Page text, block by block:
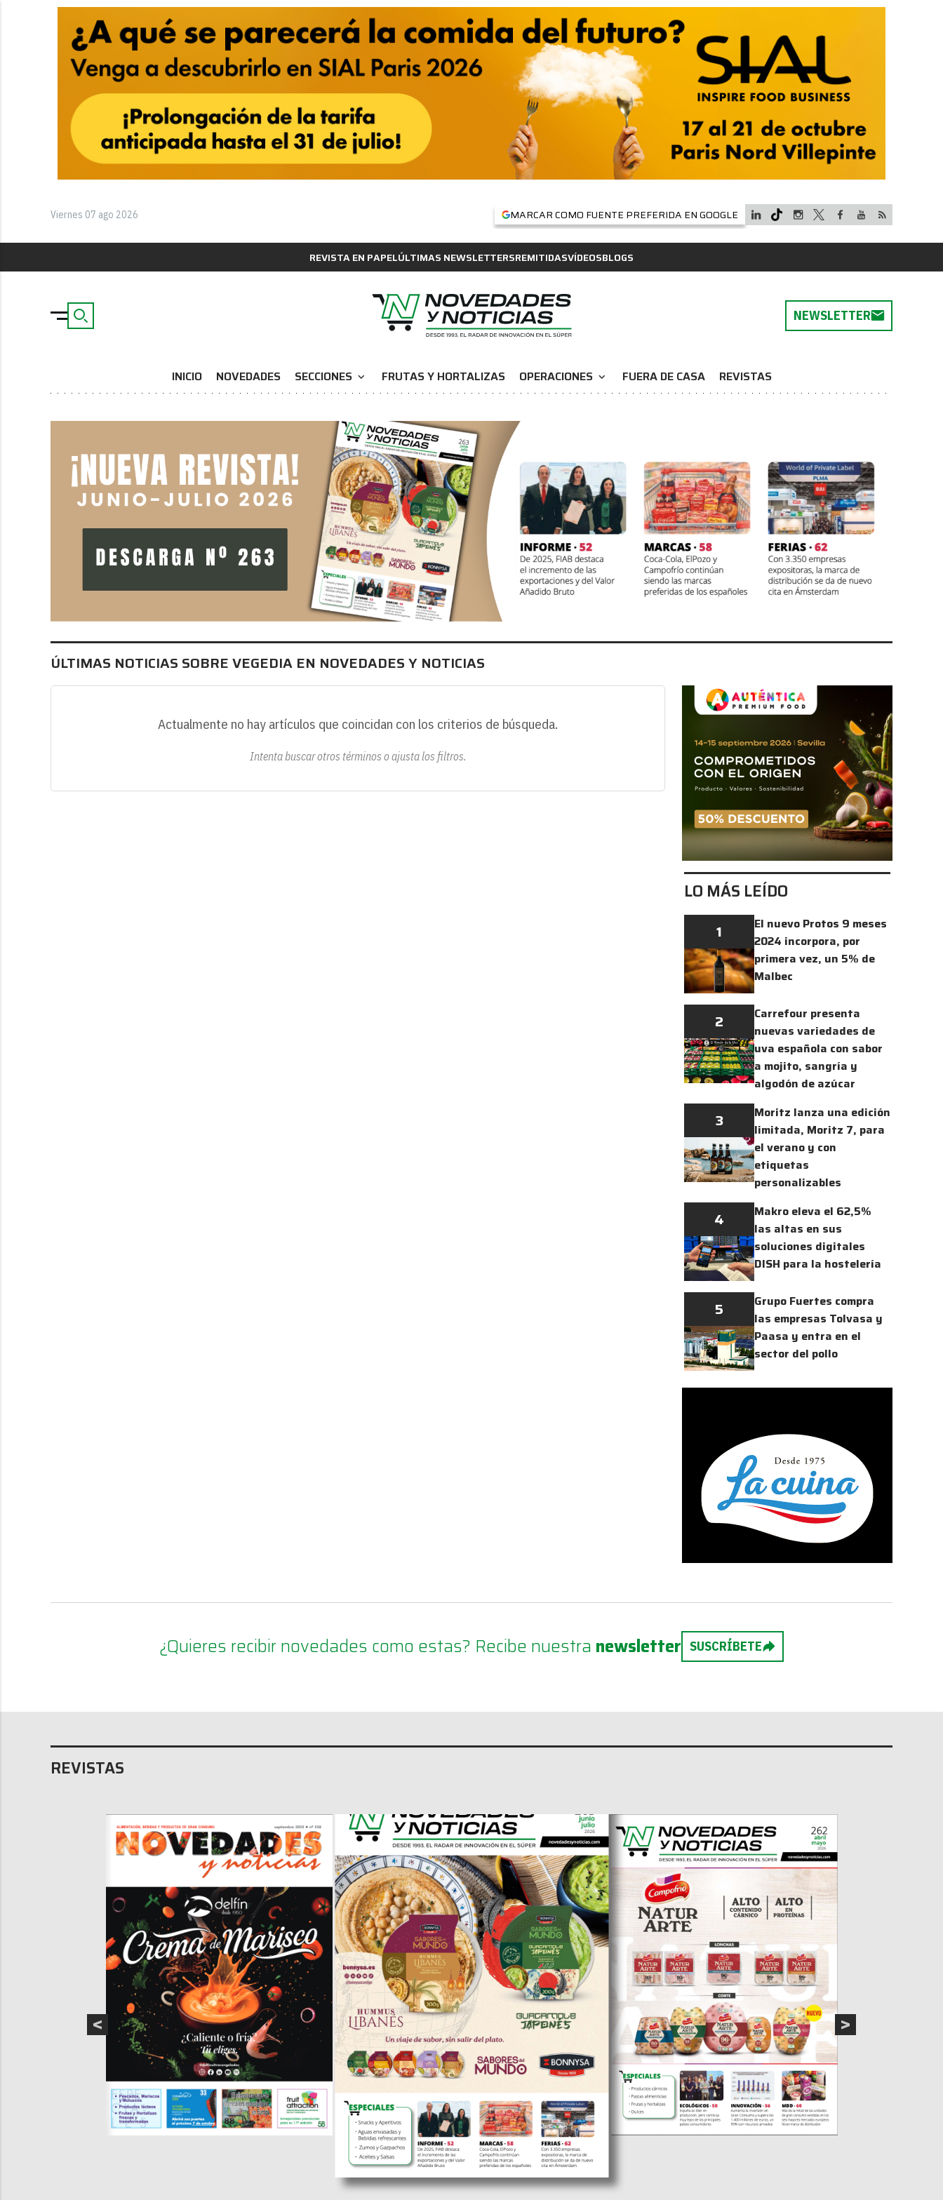
Viernes 07 ago 2026 MARCAR COMO FUENTE PREFERIDA EN GOOGLE
REVISTA EN PAPELÚLTIMAS NEWSLETTERSREMITIDASVÍDEOSBLOGS
NEWSLETTER
INICIO NOVEDADES SECCIONES expand_more FRUTAS Y HORTALIZAS OPERACIONES expand_more FUERA DE CASA REVISTAS
ÚLTIMAS NOTICIAS SOBRE VEGEDIA EN NOVEDADES Y NOTICIAS
Actualmente no hay artículos que coincidan con los criterios de búsqueda.
Intenta buscar otros términos o ajusta los filtros.
LO MÁS LEÍDO
1
El nuevo Protos 9 meses
2024 incorpora, por
primera vez, un 5% de
Malbec
2
Carrefour presenta
nuevas variedades de
uva española con sabor
a mojito, sangría y
algodón de azúcar
3
Moritz lanza una edición
limitada, Moritz 7, para
el verano y con
etiquetas
personalizables
4
Makro eleva el 62,5%
las altas en sus
soluciones digitales
DISH para la hostelería
5
Grupo Fuertes compra
las empresas Tolvasa y
Paasa y entra en el
sector del pollo
¿Quieres recibir novedades como estas? Recibe nuestra newsletter SUSCRÍBETE
REVISTAS